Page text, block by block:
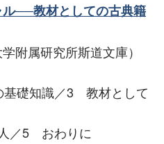
──教材としての古典籍
附属研究所斯道文庫）
礎知識／3 教材として
／5 おわりに